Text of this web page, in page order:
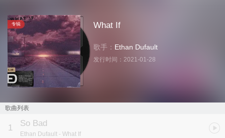
专辑 What If
歌手： Ethan Dufault
发行时间： 2021-01-28
歌曲列表
1 So Bad
Ethan Dufault - What If